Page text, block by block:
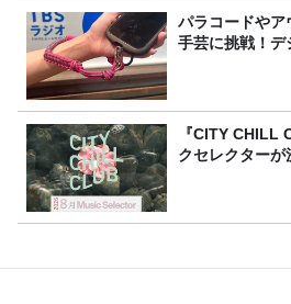
パラコードやア
手芸に挑戦！デ
『CITY CHILL
クセレクターが